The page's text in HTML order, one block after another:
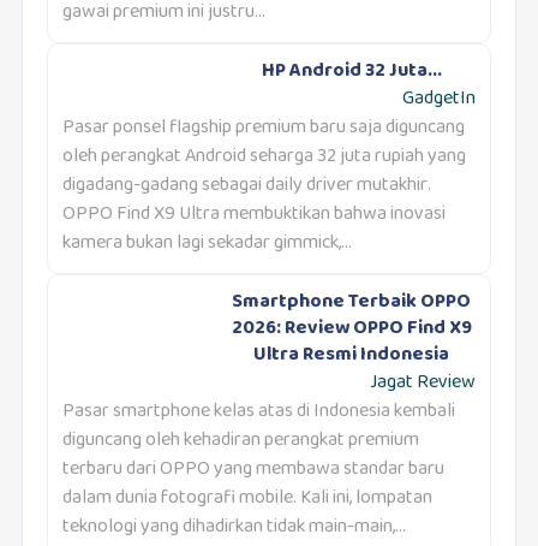
gawai premium ini justru...
HP Android 32 Juta...
GadgetIn
Pasar ponsel flagship premium baru saja diguncang
oleh perangkat Android seharga 32 juta rupiah yang
digadang-gadang sebagai daily driver mutakhir.
OPPO Find X9 Ultra membuktikan bahwa inovasi
kamera bukan lagi sekadar gimmick,...
Smartphone Terbaik OPPO
2026: Review OPPO Find X9
Ultra Resmi Indonesia
Jagat Review
Pasar smartphone kelas atas di Indonesia kembali
diguncang oleh kehadiran perangkat premium
terbaru dari OPPO yang membawa standar baru
dalam dunia fotografi mobile. Kali ini, lompatan
teknologi yang dihadirkan tidak main-main,...